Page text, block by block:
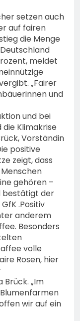
setzen auch
auf fairen
die Menge
meldet
„Fairer
und
und bei
Klimakrise
Vorständin
positive
zeigt, dass
gehören –
bestätigt der
.Positiv
anderem
Besonders
volle
Rosen, hier
Brück. „Im
wir auf ein